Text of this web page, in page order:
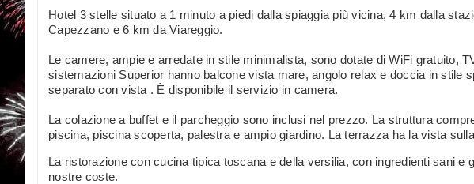
Hotel 3 stelle situato a 1 minuto a piedi dalla spiaggia più vicina, 4 km dalla
Capezzano e 6 km da Viareggio.
Le camere, ampie e arredate in stile minimalista, sono dotate di WiFi gratuito,
sistemazioni Superior hanno balcone vista mare, angolo relax e doccia in stile
separato con vista . È disponibile il servizio in camera.
La colazione a buffet e il parcheggio sono inclusi nel prezzo. La struttura
piscina, piscina scoperta, palestra e ampio giardino. La terrazza ha la vista
La ristorazione con cucina tipica toscana e della versilia, con ingredienti sani e
nostre coste.